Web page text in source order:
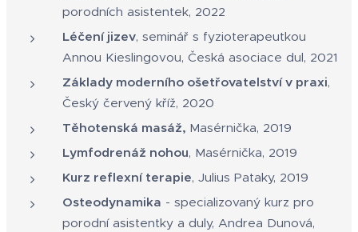
porodních asistentek, 2022
Léčení jizev, seminář s fyzioterapeutkou
Annou Kieslingovou, Česká asociace dul, 2021
Základy moderního ošetřovatelství v praxi,
Český červený kříž, 2020
Těhotenská masáž, Masérnička, 2019
Lymfodrenáž nohou, Masérnička, 2019
Kurz reflexní terapie, Julius Pataky, 2019
Osteodynamika - specializovaný kurz pro
porodní asistentky a duly, Andrea Dunová,